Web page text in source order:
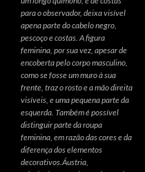
para o observador, deixa visível
apena parte do cabelo negro,
pescoço e costas. A figura
feminina, por sua vez, apesar de
encoberta pelo corpo masculino,
como se fosse um muro à sua
frente, traz o rosto e a mão direita
visíveis, e uma pequena parte da
esquerda. Também é possível
distinguir parte da roupa
feminina, em razão das cores e da
diferença dos elementos
decorativos.Áustria,